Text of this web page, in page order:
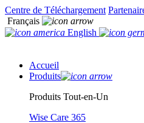
Centre de Téléchargement
Français
English
Accueil
Produits
Produits Tout-en-Un
Wise Care 365